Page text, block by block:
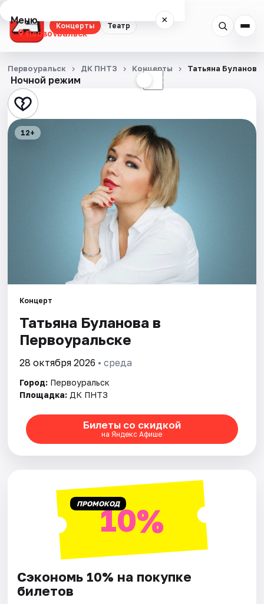
Концерты Театр
Меню ×
Первоуральск
Концерты
Театр
Города
Ночной режим ☾
Первоуральск ДК ПНТЗ Концерты Татьяна Буланова
12+
Концерт
Татьяна Буланова в
Первоуральске
28 октября 2026 • среда
Город: Первоуральск
Площадка: ДК ПНТЗ
Билеты со скидкой
на Яндекс Афише
ПРОМОКОД10%
Сэкономь 10% на покупке
билетов